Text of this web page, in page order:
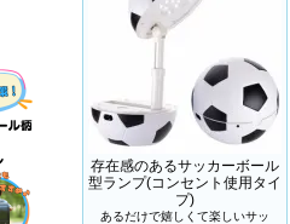
存在感のあるサッカーボール
型ランプ(コンセント使用タイ
プ)
あるだけで嬉しくて楽しいサッ